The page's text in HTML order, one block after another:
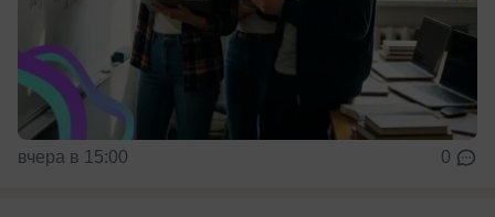
вчера в 15:00 0